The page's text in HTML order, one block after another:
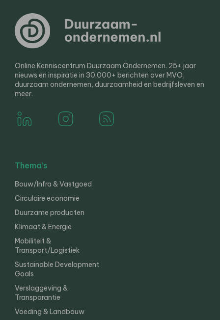
Online Kenniscentrum Duurzaam Ondernemen. 25+ jaar
nieuws en inspiratie in 30.000+ berichten over MVO,
duurzaam ondernemen, duurzaamheid en bedrijfsleven en
meer.
Thema’s
Bouw/Infra & Vastgoed
Circulaire economie
Duurzame producten
Klimaat & Energie
Mobiliteit &
Transport/Logistiek
Sustainable Development
Goals
Verslaggeving &
Transparantie
Voeding & Landbouw